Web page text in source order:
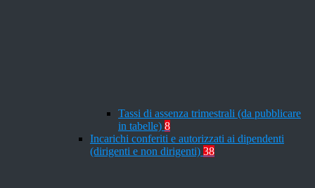
Tassi di assenza trimestrali (da pubblicare
in tabelle) 8
Incarichi conferiti e autorizzati ai dipendenti
(dirigenti e non dirigenti) 38